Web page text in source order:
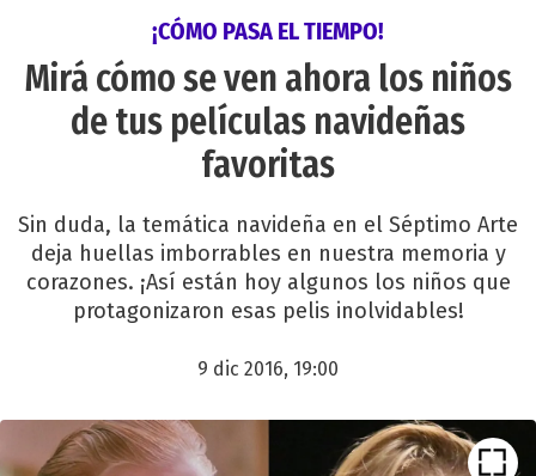
¡CÓMO PASA EL TIEMPO!
Mirá cómo se ven ahora los niños
de tus películas navideñas
favoritas
Sin duda, la temática navideña en el Séptimo Arte
deja huellas imborrables en nuestra memoria y
corazones. ¡Así están hoy algunos los niños que
protagonizaron esas pelis inolvidables!
9 dic 2016, 19:00